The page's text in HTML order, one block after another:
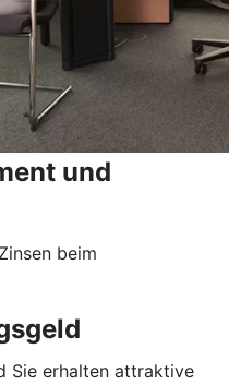
und
beim
Sie erhalten attraktive